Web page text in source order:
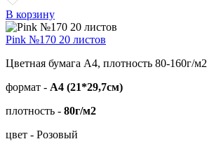
В корзину
Pink №170 20 листов
Цветная бумага А4, плотность 80-160г/м2
формат - А4 (21*29,7см)
плотность - 80г/м2
цвет - Розовый